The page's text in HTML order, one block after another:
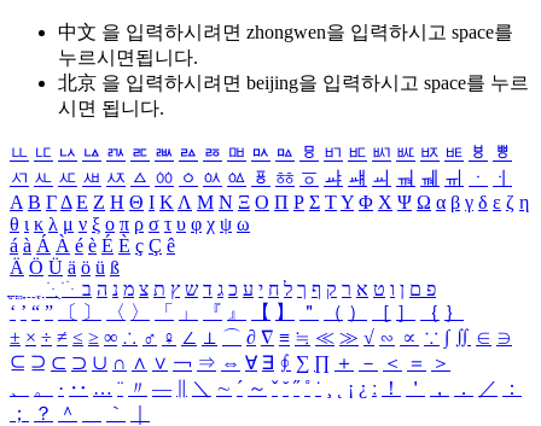
中文 을 입력하시려면 zhongwen을 입력하시고 space를
누르시면됩니다.
北京 을 입력하시려면 beijing을 입력하시고 space를 누르
시면 됩니다.
ㅥ ㅦ ㅧ ㅨ ㅩ ㅪ ㅫ ㅬ ㅭ ㅮ ㅯ ㅰ ㅱ ㅲ ㅳ ㅴ ㅵ ㅶ ㅷ ㅸ
ㅹ
ㅺ ㅻ ㅼ ㅽ ㅾ ㅿ ㆀ ㆁ ㆂ ㆃ ㆄ ㆅ ㆆ ㆇ ㆈ ㆉ ㆊ ㆋ ㆌ ㆍ
ㆎ
Α Β ΓΔ Ε Ζ Η Θ Ι ΚΛ Μ Ν Ξ Ο Π Ρ Σ ΤΥ Φ Χ Ψ Ω α β γ δ ε ζ η
θ ι κ λ μ ν ξ ο π ρ σ τ υ φ χ ψ ω
á à Á À é è É È ç Ç ê
Ä Ö Ü ä ö ü ß
ִֶֹ ֻּ ׁׂ פ ם ן ו ט א ר ק ף ך ל ח י ע כ ג ד ש ץ ת צ מ נ ה ב
‘ ’ “ ” 〔 〕 〈 〉 「 」 『 』 【 】 ＂ （ ） ［ ］ ｛ ｝
± × ÷ ≠ ≤ ≥ ∞ ∴ ♂ ♀ ∠ ⊥ ⌒ ∂ ∇ ≡ ≒ ≪ ≫ √ ∽ ∝ ∵ ∫ ∬ ∈ ∋
⊆ ⊇ ⊂ ⊃ ∪ ∩ ∧ ∨ ￢ ⇒ ⇔ ∀ ∃ ∮ ∑ ∏ ＋ － ＜ ＝
＞
、
。 · ‥ … ¨ 〃 ― ＼ ∼ ´ ～ ˇ ˘ ˝ ˚ ˙ ¸ ¡ ¿ ː ！ ＇ ， ． ／
：
；
？ ＾ ｀